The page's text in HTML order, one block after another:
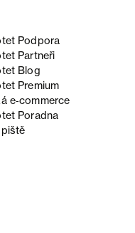
Podpora
Partneři
Blog
Premium
e‑commerce
Poradna